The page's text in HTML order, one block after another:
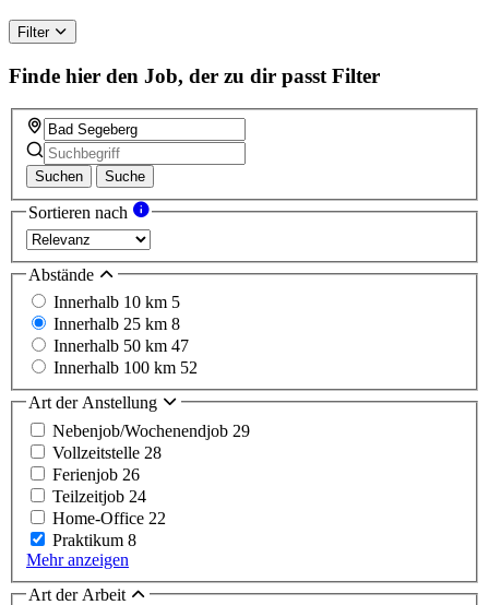
Filter
Finde hier den Job, der zu dir passt Filter
Suchen Suche
Sortieren nach
Abstände
Innerhalb 10 km 5
Innerhalb 25 km 8
Innerhalb 50 km 47
Innerhalb 100 km 52
Art der Anstellung
Nebenjob/Wochenendjob 29
Vollzeitstelle 28
Ferienjob 26
Teilzeitjob 24
Home-Office 22
Praktikum 8
Mehr anzeigen
Art der Arbeit